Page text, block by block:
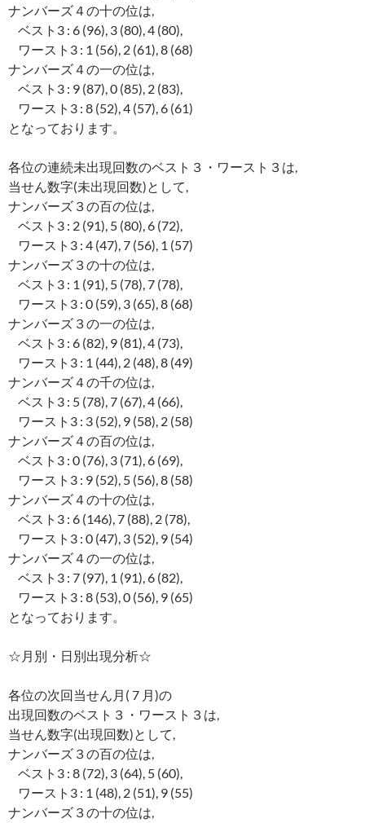
ナンバーズ４の十の位は,
ベスト3 : 6 (96), 3 (80), 4 (80),
ワースト3 : 1 (56), 2 (61), 8 (68)
ナンバーズ４の一の位は,
ベスト3 : 9 (87), 0 (85), 2 (83),
ワースト3 : 8 (52), 4 (57), 6 (61)
となっております。
各位の連続未出現回数のベスト３・ワースト３は,
当せん数字(未出現回数)として,
ナンバーズ３の百の位は,
ベスト3 : 2 (91), 5 (80), 6 (72),
ワースト3 : 4 (47), 7 (56), 1 (57)
ナンバーズ３の十の位は,
ベスト3 : 1 (91), 5 (78), 7 (78),
ワースト3 : 0 (59), 3 (65), 8 (68)
ナンバーズ３の一の位は,
ベスト3 : 6 (82), 9 (81), 4 (73),
ワースト3 : 1 (44), 2 (48), 8 (49)
ナンバーズ４の千の位は,
ベスト3 : 5 (78), 7 (67), 4 (66),
ワースト3 : 3 (52), 9 (58), 2 (58)
ナンバーズ４の百の位は,
ベスト3 : 0 (76), 3 (71), 6 (69),
ワースト3 : 9 (52), 5 (56), 8 (58)
ナンバーズ４の十の位は,
ベスト3 : 6 (146), 7 (88), 2 (78),
ワースト3 : 0 (47), 3 (52), 9 (54)
ナンバーズ４の一の位は,
ベスト3 : 7 (97), 1 (91), 6 (82),
ワースト3 : 8 (53), 0 (56), 9 (65)
となっております。
☆月別・日別出現分析☆
各位の次回当せん月( 7 月)の
出現回数のベスト３・ワースト３は,
当せん数字(出現回数)として,
ナンバーズ３の百の位は,
ベスト3 : 8 (72), 3 (64), 5 (60),
ワースト3 : 1 (48), 2 (51), 9 (55)
ナンバーズ３の十の位は,